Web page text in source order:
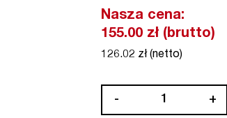
Nasza cena:
155.00 zł (brutto)
126.02 zł (netto)
- +